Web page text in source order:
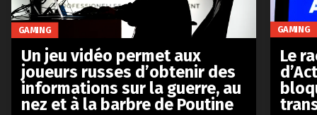
GAMING
Un jeu vidéo permet aux
joueurs russes d’obtenir des
informations sur la guerre, au
nez et à la barbre de Poutine
GAMING
Le